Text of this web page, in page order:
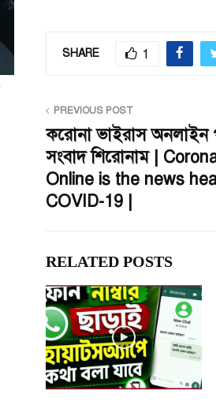
SHARE 1
PREVIOUS POST
করোনা ভাইরাস অনলাইন
সংবাদ শিরোনাম |
Online is the news
COVID-19 |
RELATED POSTS